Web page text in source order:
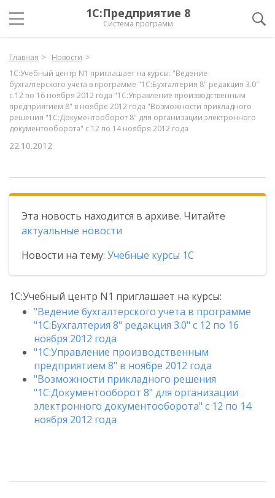
1С:Предприятие 8
Система программ
Главная
Новости
1С:Учебный центр N1 приглашает на курсы: "Ведение
бухгалтерского учета в программе "1С:Бухгалтерия 8" редакция 3.0"
с 12 по 16 ноября 2012 года "1С:Управление производственным
предприятием 8" в ноябре 2012 года "Возможности прикладного
решения "1С:Документооборот 8" для организации электронного
документооборота" с 12 по 14 ноября 2012 года
22.10.2012
Эта новость находится в архиве. Читайте
актуальные новости
Новости на тему: Учебные курсы 1С
1С:Учебный центр N1 приглашает на курсы:
"Ведение бухгалтерского учета в программе
"1С:Бухгалтерия 8" редакция 3.0" с 12 по 16
ноября 2012 года
"1С:Управление производственным
предприятием 8" в ноябре 2012 года
"Возможности прикладного решения
"1С:Документооборот 8" для организации
электронного документооборота" с 12 по 14
ноября 2012 года